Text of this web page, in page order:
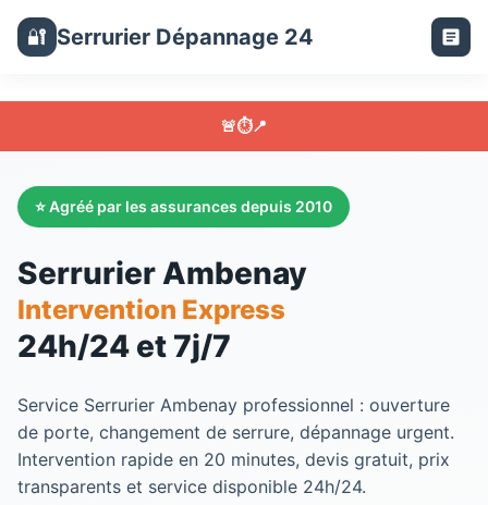
🔐 Serrurier Dépannage 24
🚨⏱️📍
⭐ Agréé par les assurances depuis 2010
Serrurier Ambenay
Intervention Express
24h/24 et 7j/7
Service Serrurier Ambenay professionnel : ouverture
de porte, changement de serrure, dépannage urgent.
Intervention rapide en 20 minutes, devis gratuit, prix
transparents et service disponible 24h/24.